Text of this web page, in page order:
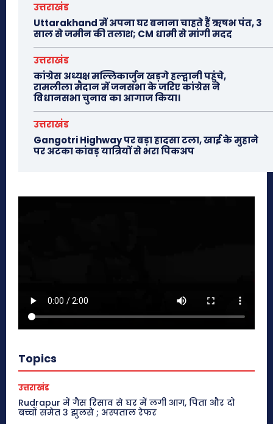
उत्तराखंड
Uttarakhand में अपना घर बनाना चाहते हैं ऋषभ पंत, 3
साल से जमीन की तलाश; CM धामी से मांगी मदद
उत्तराखंड
कांग्रेस अध्यक्ष मल्लिकार्जुन खड़गे हल्द्वानी पहुंचे,
रामलीला मैदान में जनसभा के जरिए कांग्रेस ने
विधानसभा चुनाव का आगाज किया।
उत्तराखंड
Gangotri Highway पर बड़ा हादसा टला, खाई के मुहाने
पर अटका कांवड़ यात्रियों से भरा पिकअप
Topics
उत्तराखंड
Rudrapur में गैस रिसाव से घर में लगी आग, पिता और दो
बच्चों समेत 3 झुलसे ; अस्पताल रेफर